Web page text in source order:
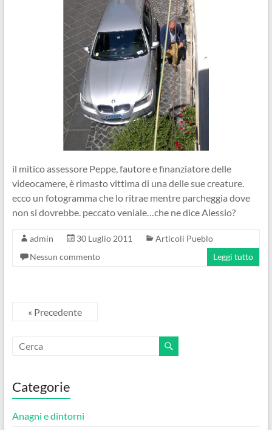
il mitico assessore Peppe, fautore e finanziatore delle
videocamere, è rimasto vittima di una delle sue creature.
ecco un fotogramma che lo ritrae mentre parcheggia dove
non si dovrebbe. peccato veniale…che ne dice Alessio?
admin 30 Luglio 2011
Articoli Pueblo
Nessun commento
Leggi tutto
« Precedente
Categorie
Anagni e dintorni